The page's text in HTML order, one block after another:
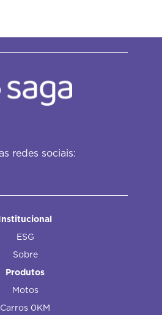
redes sociais:
ESG
Sobre
Produtos
Motos
Carros 0KM